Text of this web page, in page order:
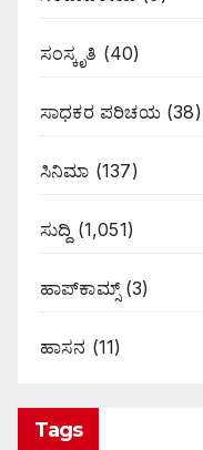
ಸಂಸ್ಕೃತಿ (40)
ಸಾಧಕರ ಪರಿಚಯ(38)
ಸಿನಿಮಾ (137)
ಸುದ್ದಿ (1,051)
ಹಾಪ್‌ಕಾಮ್ಸ್‌(3)
ಹಾಸನ (11)
Tags